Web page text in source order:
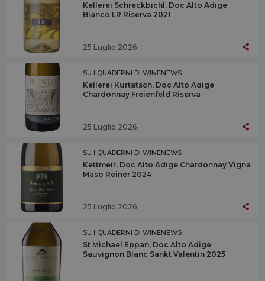
Kellerei Schreckbichl, Doc Alto Adige
Bianco LR Riserva 2021
25 Luglio 2026
SU I QUADERNI DI WINENEWS
Kellerei Kurtatsch, Doc Alto Adige
Chardonnay Freienfeld Riserva
25 Luglio 2026
SU I QUADERNI DI WINENEWS
Kettmeir, Doc Alto Adige Chardonnay Vigna
Maso Reiner 2024
25 Luglio 2026
SU I QUADERNI DI WINENEWS
St Michael Eppan, Doc Alto Adige
Sauvignon Blanc Sankt Valentin 2025